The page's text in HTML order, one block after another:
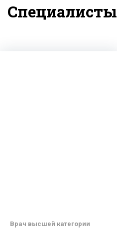
Специалисты
Врач высшей категории